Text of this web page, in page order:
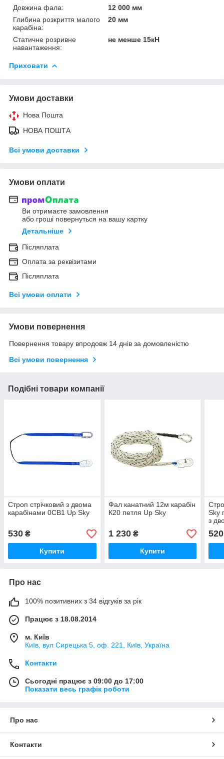
Довжина фала:
12 000 мм
Глибина розкриття малого
карабіна:
20 мм
Статичне розривне
навантаження:
не менше 15кН
Приховати
Умови доставки
Нова Пошта
НОВА ПОШТА
Всі умови доставки
Умови оплати
Ви отримаєте замовлення
або гроші повернуться на вашу картку
Детальніше
Післяплата
Оплата за реквізитами
Післяплата
Всі умови оплати
Умови повернення
Повернення товару впродовж 14 днів за домовленістю
Всі умови повернення
Подібні товари компанії
Строп стрічковий з двома
карабінами 0CB1 Up Sky
530 ₴
Купити
Фал канатний 12м карабін
К20 петля Up Sky
1 230₴
Купити
Sky
з
520
Про нас
100% позитивних з 34 відгуків за рік
Працює з 18.08.2014
м. Київ
Київ, вул Сирецька 5, оф. 221, Київ, Україна
Контакти
Сьогодні працює з 09:00 до 17:00
Показати весь графік роботи
Про нас
Контакти